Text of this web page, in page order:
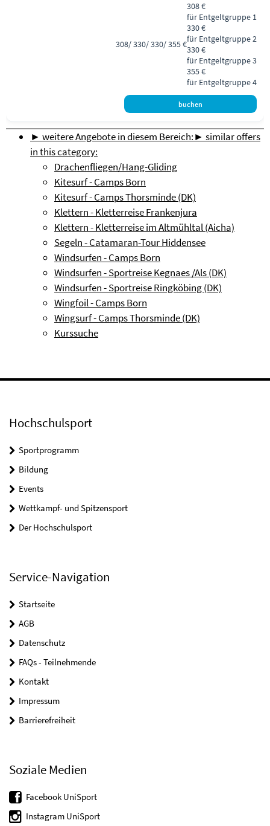
308/ 330/ 330/ 355 €
308 €
für Entgeltgruppe 1
330 €
für Entgeltgruppe 2
330 €
für Entgeltgruppe 3
355 €
für Entgeltgruppe 4
► weitere Angebote in diesem Bereich:► similar offers
in this category:
Drachenfliegen/Hang-Gliding
Kitesurf - Camps Born
Kitesurf - Camps Thorsminde (DK)
Klettern - Kletterreise Frankenjura
Klettern - Kletterreise im Altmühltal (Aicha)
Segeln - Catamaran-Tour Hiddensee
Windsurfen - Camps Born
Windsurfen - Sportreise Kegnaes /Als (DK)
Windsurfen - Sportreise Ringköbing (DK)
Wingfoil - Camps Born
Wingsurf - Camps Thorsminde (DK)
Kurssuche
Hochschulsport
Sportprogramm
Bildung
Events
Wettkampf- und Spitzensport
Der Hochschulsport
Service-Navigation
Startseite
AGB
Datenschutz
FAQs - Teilnehmende
Kontakt
Impressum
Barrierefreiheit
Soziale Medien
Facebook UniSport
Instagram UniSport